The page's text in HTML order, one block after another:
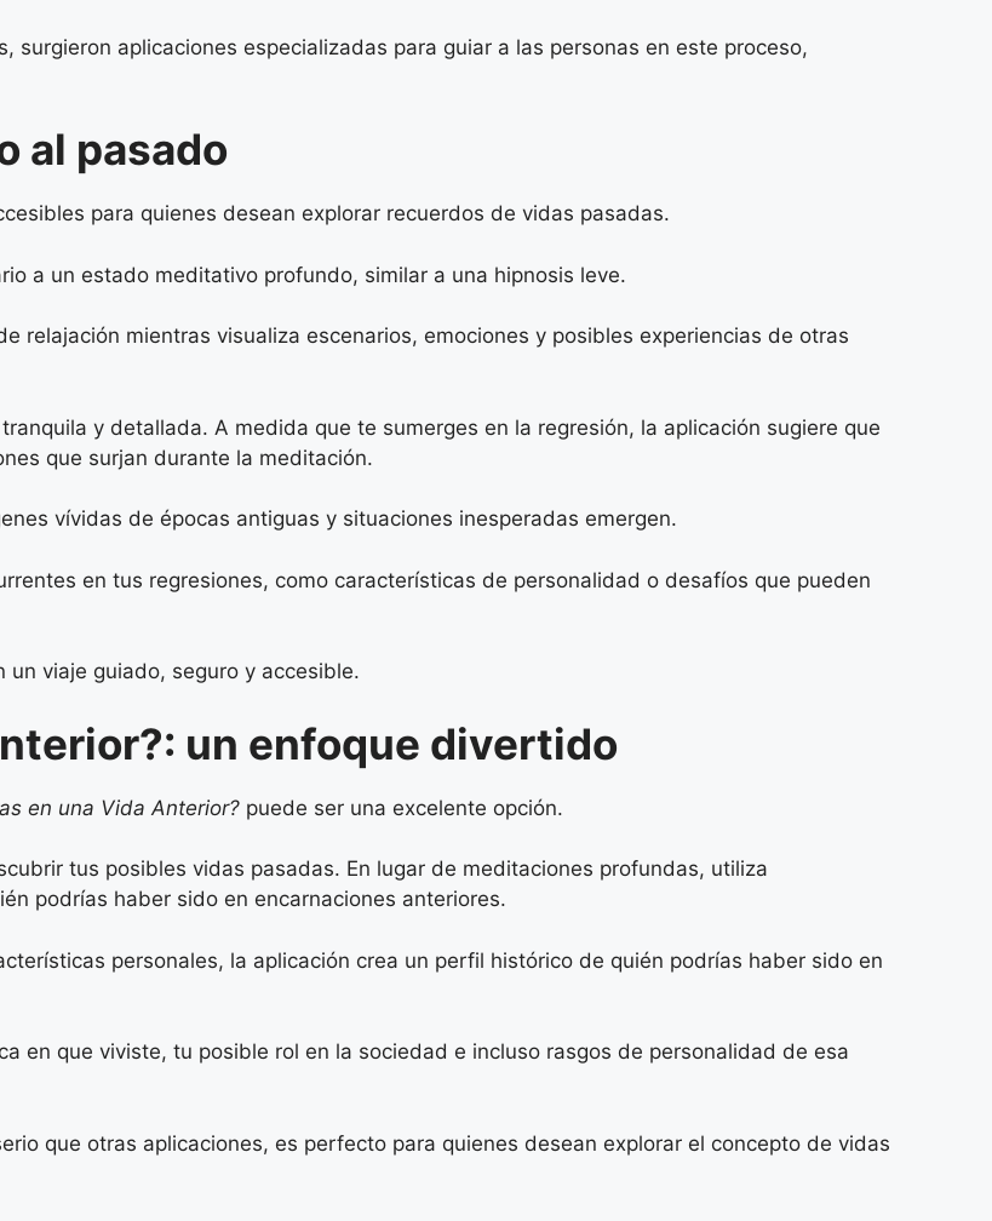
surgieron aplicaciones especializadas para guiar a las personas en este proceso,
al pasado
para quienes desean explorar recuerdos de vidas pasadas.
a un estado meditativo profundo, similar a una hipnosis leve.
relajación mientras visualiza escenarios, emociones y posibles experiencias de otras
y detallada. A medida que te sumerges en la regresión, la aplicación sugiere que
que surjan durante la meditación.
vívidas de épocas antiguas y situaciones inesperadas emergen.
en tus regresiones, como características de personalidad o desafíos que pueden
viaje guiado, seguro y accesible.
un enfoque divertido
en una Vida Anterior? puede ser una excelente opción.
tus posibles vidas pasadas. En lugar de meditaciones profundas, utiliza
podrías haber sido en encarnaciones anteriores.
personales, la aplicación crea un perfil histórico de quién podrías haber sido en
en que viviste, tu posible rol en la sociedad e incluso rasgos de personalidad de esa
que otras aplicaciones, es perfecto para quienes desean explorar el concepto de vidas